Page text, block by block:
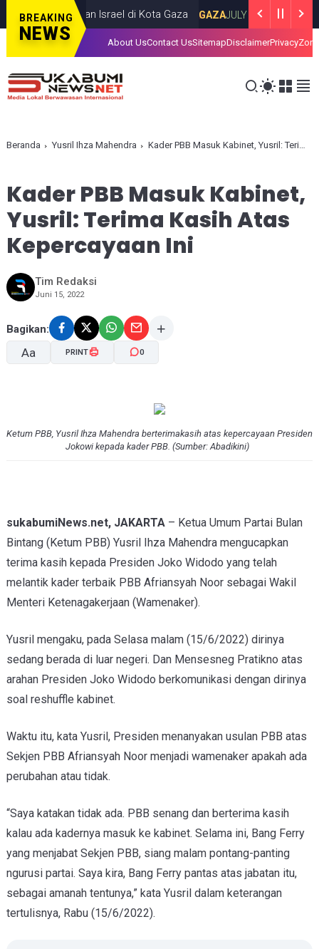
BREAKING
NEWS
Serangan Israel di Kota Gaza GAZA JULY 19, 2026 Iran
About UsContact UsSitemapDisclaimerPrivacy
Beranda Yusril Ihza Mahendra Kader PBB Masuk Kabinet, Yusril: Terima Kasih Atas Kepercayaan Ini
Kader PBB Masuk Kabinet,
Yusril: Terima Kasih Atas
Kepercayaan Ini
Tim Redaksi
Juni 15, 2022
Bagikan:
Aa
A+
PRINT 0
Ketum PBB, Yusril Ihza Mahendra berterimakasih atas kepercayaan Presiden
Jokowi kepada kader PBB. (Sumber: Abadikini)
sukabumiNews.net, JAKARTA– Ketua Umum Partai Bulan
Bintang (Ketum PBB) Yusril Ihza Mahendra mengucapkan
terima kasih kepada Presiden Joko Widodo yang telah
melantik kader terbaik PBB Afriansyah Noor sebagai Wakil
Menteri Ketenagakerjaan (Wamenaker).
Yusril mengaku, pada Selasa malam (15/6/2022) dirinya
sedang berada di luar negeri. Dan Mensesneg Pratikno atas
arahan Presiden Joko Widodo berkomunikasi dengan dirinya
soal reshuffle kabinet.
Waktu itu, kata Yusril, Presiden menanyakan usulan PBB atas
Sekjen PBB Afriansyah Noor menjadi wamenaker apakah ada
perubahan atau tidak.
“Saya katakan tidak ada. PBB senang dan berterima kasih
kalau ada kadernya masuk ke kabinet. Selama ini, Bang Ferry
yang menjabat Sekjen PBB, siang malam pontang-panting
ngurusi partai. Saya kira, Bang Ferry pantas atas jabatan itu,
sebagai amanah tentunya,” kata Yusril dalam keterangan
tertulisnya, Rabu (15/6/2022).